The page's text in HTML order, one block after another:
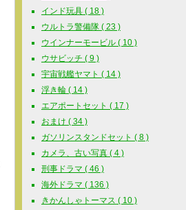
インド玩具 ( 18 )
ウルトラ警備隊 ( 23 )
ウインナーモービル ( 10 )
ウサビッチ ( 9 )
宇宙戦艦ヤマト ( 14 )
浮き輪 ( 14 )
エアポートセット ( 17 )
おまけ ( 34 )
ガソリンスタンドセット ( 8 )
カメラ、古い写真 ( 4 )
刑事ドラマ ( 46 )
海外ドラマ ( 136 )
きかんしゃトーマス ( 10 )